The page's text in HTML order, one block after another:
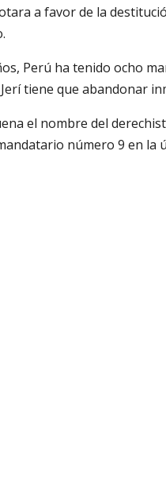
a favor de la
Perú ha tenido ocho
tiene que abandonar
el nombre del
número 9 en la